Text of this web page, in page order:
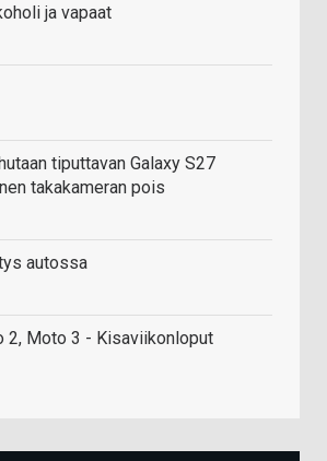
ja vapaat
tiputtavan Galaxy S27
takakameran pois
autossa
2, Moto 3 - Kisaviikonloput